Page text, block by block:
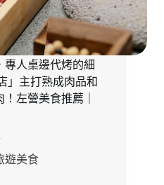
專人桌邊代烤的細
」主打熟成肉品和
左營美食推薦｜
遊美食